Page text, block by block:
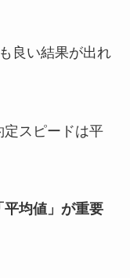
良い結果が出れ
スピードは平
均値」が重要